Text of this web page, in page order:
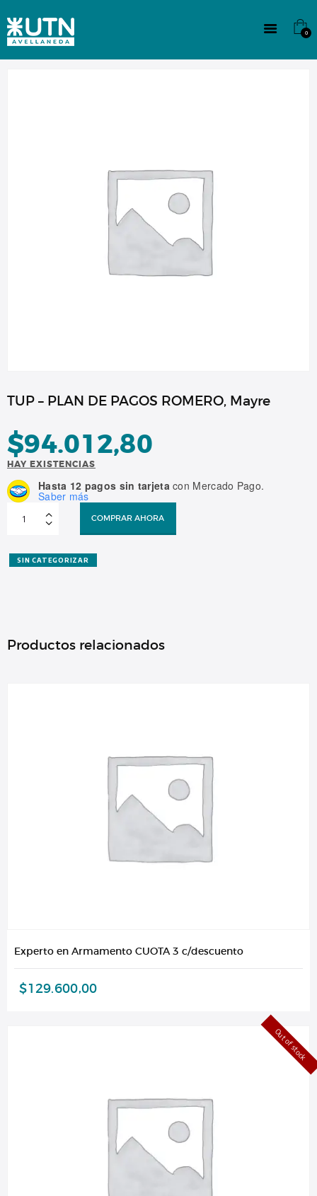
0
CULTURA
TUP – PLAN DE PAGOS ROMERO, Mayre
$94.012,80
HAY EXISTENCIAS
Hasta 12 pagos sin tarjetacon Mercado Pago.
Saber más
PLAN
ROMERO,
Mayre
COMPRAR AHORA
SIN CATEGORIZAR
Productos relacionados
Experto en Armamento CUOTA 3 c/descuento
$129.600,00
Out of stock